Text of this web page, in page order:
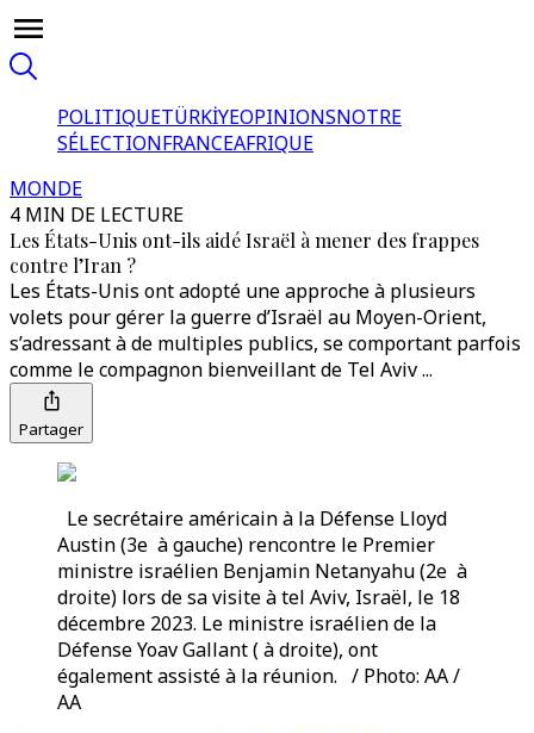
POLITIQUETÜRKİYEOPINIONSNOTRE
SÉLECTIONFRANCEAFRIQUE
MONDE
4 MIN DE LECTURE
Les États-Unis ont-ils aidé Israël à mener des frappes
contre l’Iran ?
Les États-Unis ont adopté une approche à plusieurs
volets pour gérer la guerre d’Israël au Moyen-Orient,
s’adressant à de multiples publics, se comportant parfois
comme le compagnon bienveillant de Tel Aviv ...
Partager
Le secrétaire américain à la Défense Lloyd
Austin (3e à gauche) rencontre le Premier
ministre israélien Benjamin Netanyahu (2e à
droite) lors de sa visite à tel Aviv, Israël, le 18
décembre 2023. Le ministre israélien de la
Défense Yoav Gallant ( à droite), ont
également assisté à la réunion. / Photo: AA /
AA